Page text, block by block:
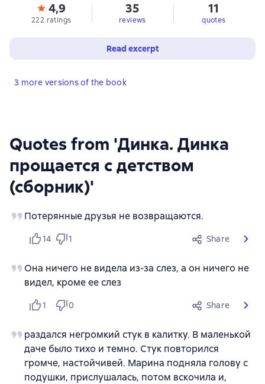
Quotes from 'Динка. Динка
прощается с детством
(сборник)'
Потерянные друзья не возвращаются.
14 1 Share
Она ничего не видела из-за слез, а он ничего не
видел, кроме ее слез
1 0 Share
раздался негромкий стук в калитку. В маленькой
даче было тихо и темно. Стук повторился
громче, настойчивей. Марина подняла голову с
подушки, прислушалась, потом вскочила и,
4,9
222 ratings
35
reviews
11
quotes
Read excerpt
3 more versions of the book